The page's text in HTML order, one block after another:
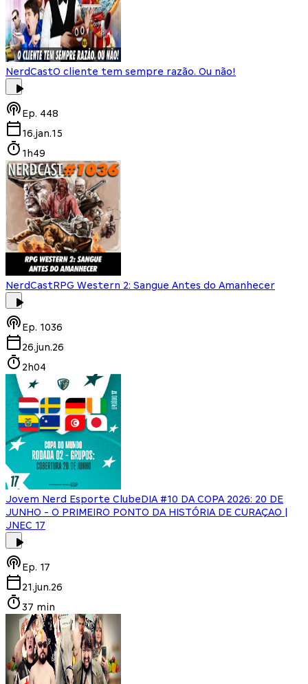
NerdCastO cliente tem sempre razão. Ou não!
Ep. 448
16.jan.15
1h49
NerdCastRPG Western 2: Sangue Antes do Amanhecer
Ep. 1036
26.jun.26
2h04
Jovem Nerd Esporte ClubeDIA #10 DA COPA 2026: 20 DE
JUNHO - O PRIMEIRO PONTO DA HISTÓRIA DE CURAÇAO |
JNEC 17
Ep. 17
21.jun.26
37 min